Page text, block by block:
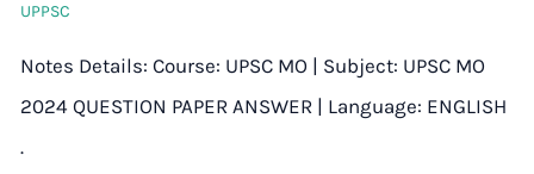
UPPSC
Notes Details: Course: UPSC MO | Subject: UPSC MO
2024 QUESTION PAPER ANSWER | Language: ENGLISH
.